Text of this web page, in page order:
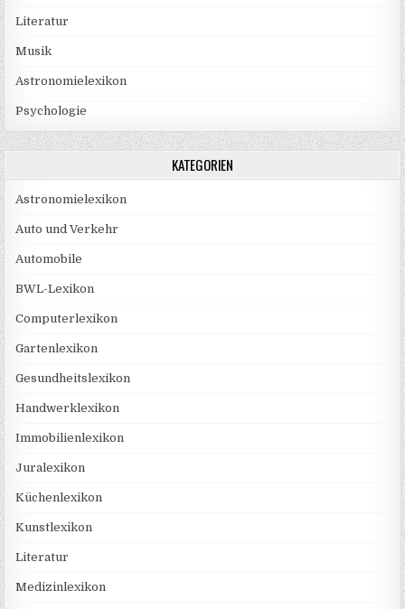
Literatur
Musik
Astronomielexikon
Psychologie
KATEGORIEN
Astronomielexikon
Auto und Verkehr
Automobile
BWL-Lexikon
Computerlexikon
Gartenlexikon
Gesundheitslexikon
Handwerklexikon
Immobilienlexikon
Juralexikon
Küchenlexikon
Kunstlexikon
Literatur
Medizinlexikon